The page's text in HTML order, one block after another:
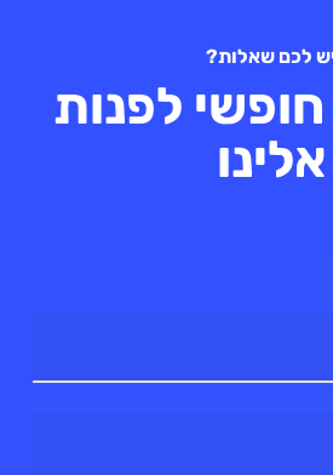
לכם שאלות?
לפנות
אלינו